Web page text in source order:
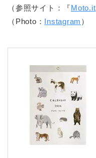
（参照サイト：『Moto.it
（Photo： Instagram ）